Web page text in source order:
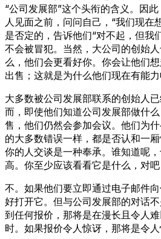
“公司发展部”这个头衔的含义。因
人见面之前，问问自己，“我们现在
是否定的，告诉他们“对不起，但我
不会被冒犯。当然，大公司的创始
么，他们会更看好你。你会让他们
出售；这就是为什么他们现在有能
大多数被公司发展部联系的创始人
而，即使他们知道公司发展部做什
售，他们仍然会参加会议。他们为
的大多数错误一样，都是否认和一
你的人交谈是一种奉承。谁知道呢
高。你至少应该看看它是什么，对吧
不。如果他们要立即通过电子邮件
好打开它。但与公司发展部的对话
到任何报价，那将是在漫长且令人
时。如果报价令人惊讶，那将是令人